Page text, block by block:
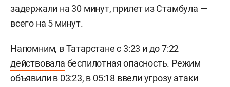
задержали на 30 минут, прилет из Стамбула —
всего на 5 минут.
Напомним, в Татарстане с 3:23 и до 7:22
действовала беспилотная опасность. Режим
объявили в 03:23, в 05:18 ввели угрозу атаки